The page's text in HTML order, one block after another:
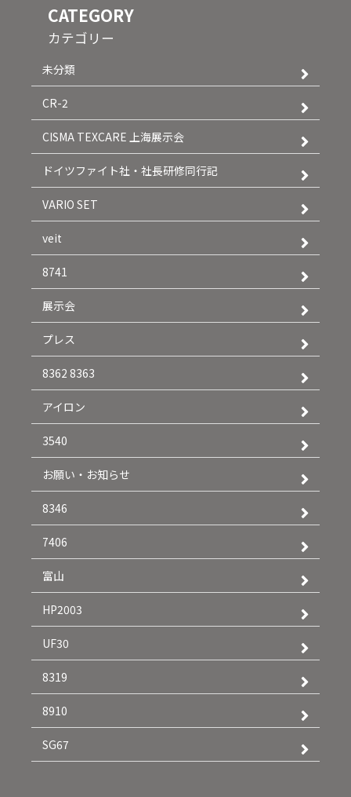
CATEGORY
カテゴリー
未分類
CR-2
CISMA TEXCARE 上海展示会
ドイツファイト社・社長研修同行記
VARIO SET
veit
8741
展示会
プレス
8362 8363
アイロン
3540
お願い・お知らせ
8346
7406
富山
HP2003
UF30
8319
8910
SG67